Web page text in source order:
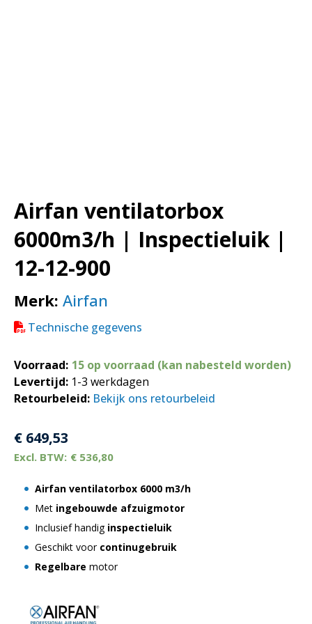
Airfan ventilatorbox
6000m3/h | Inspectieluik |
12-12-900
Merk: Airfan
Technische gegevens
Voorraad: 15 op voorraad (kan nabesteld worden)
Levertijd: 1-3 werkdagen
Retourbeleid: Bekijk ons retourbeleid
€ 649,53
€ 536,80
Airfan ventilatorbox 6000 m3/h
Met ingebouwde afzuigmotor
Inclusief handiginspectieluik
Geschikt voor continugebruik
Regelbare motor